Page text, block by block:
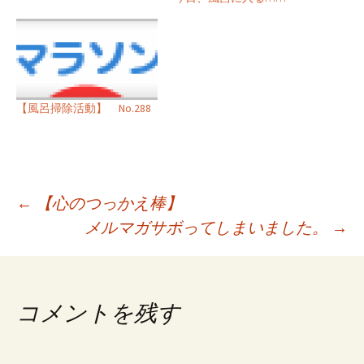
【風呂掃除活動】 No.288
投
ビ
←
【心のつっかえ棒】
メルマガサボってしまいました。
→
コメントを残す